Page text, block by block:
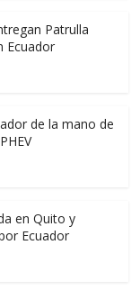
Patrulla
Ecuador
de la mano de
en Quito y
Ecuador